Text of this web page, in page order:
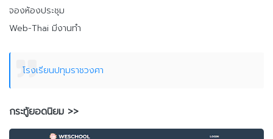
จองห้องประชุม
Web-Thai มีงานทำ
โรงเรียนปทุมราชวงศา
กระทู้ยอดนิยม >>